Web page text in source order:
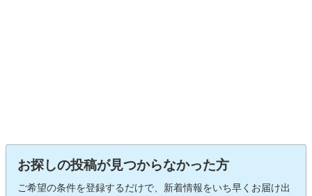
お探しの投稿が見つからなかった方
ご希望の条件を登録するだけで、新着情報をいち早くお届け出